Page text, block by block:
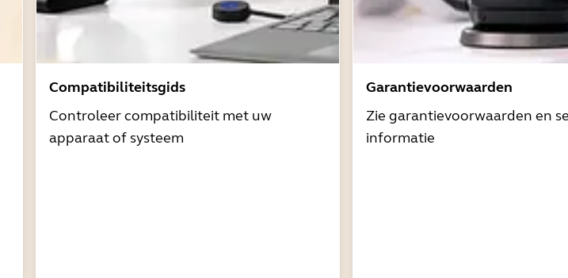
Compatibiliteitsgids
Controleer compatibiliteit met uw
apparaat of systeem
Garantievoorwaarden
Zie garantievoorwaarden en
informatie